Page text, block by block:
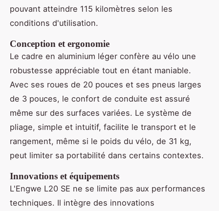
pouvant atteindre 115 kilomètres selon les
conditions d'utilisation.
Conception et ergonomie
Le cadre en aluminium léger confère au vélo une
robustesse appréciable tout en étant maniable.
Avec ses roues de 20 pouces et ses pneus larges
de 3 pouces, le confort de conduite est assuré
même sur des surfaces variées. Le système de
pliage, simple et intuitif, facilite le transport et le
rangement, même si le poids du vélo, de 31 kg,
peut limiter sa portabilité dans certains contextes.
Innovations et équipements
L'Engwe L20 SE ne se limite pas aux performances
techniques. Il intègre des innovations